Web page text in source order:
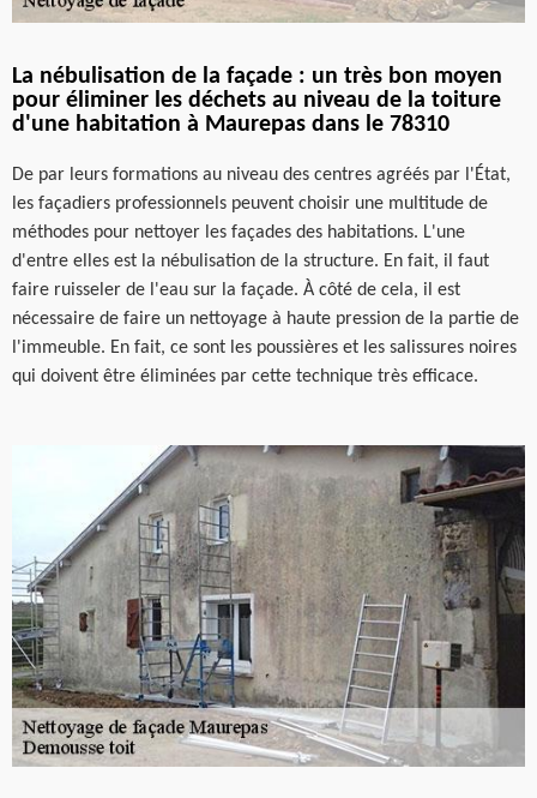
La nébulisation de la façade : un très bon moyen
pour éliminer les déchets au niveau de la toiture
d'une habitation à Maurepas dans le 78310
De par leurs formations au niveau des centres agréés par l'État,
les façadiers professionnels peuvent choisir une multitude de
méthodes pour nettoyer les façades des habitations. L'une
d'entre elles est la nébulisation de la structure. En fait, il faut
faire ruisseler de l'eau sur la façade. À côté de cela, il est
nécessaire de faire un nettoyage à haute pression de la partie de
l'immeuble. En fait, ce sont les poussières et les salissures noires
qui doivent être éliminées par cette technique très efficace.